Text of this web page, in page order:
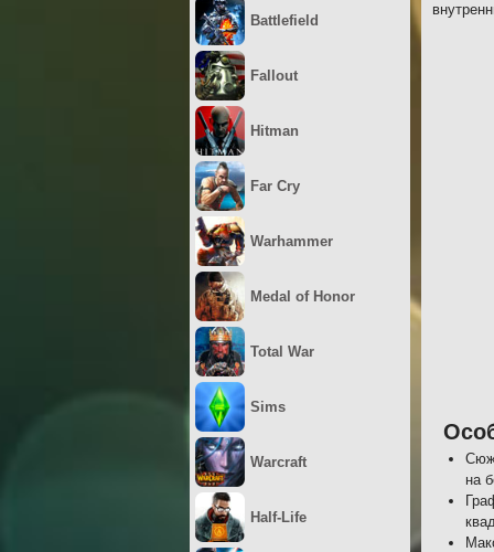
на
Battlefield
Fallout
Hitman
Far Cry
Warhammer
Medal of Honor
Total War
Sims
Warcraft
Half-Life